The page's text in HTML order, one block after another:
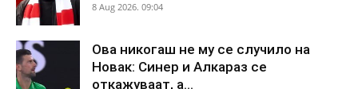
8 Aug 2026. 09:04
Ова никогаш не му се случило на
Новак: Синер и Алкараз се
откажуваат, а...